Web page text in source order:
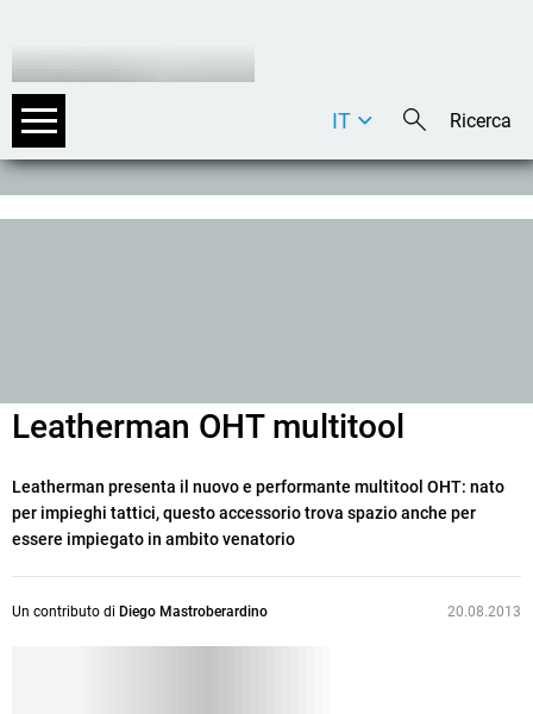
DE
IT
Leatherman OHT multitool
Leatherman presenta il nuovo e performante multitool OHT: nato
per impieghi tattici, questo accessorio trova spazio anche per
essere impiegato in ambito venatorio
Un contributo di Diego Mastroberardino 20.08.2013